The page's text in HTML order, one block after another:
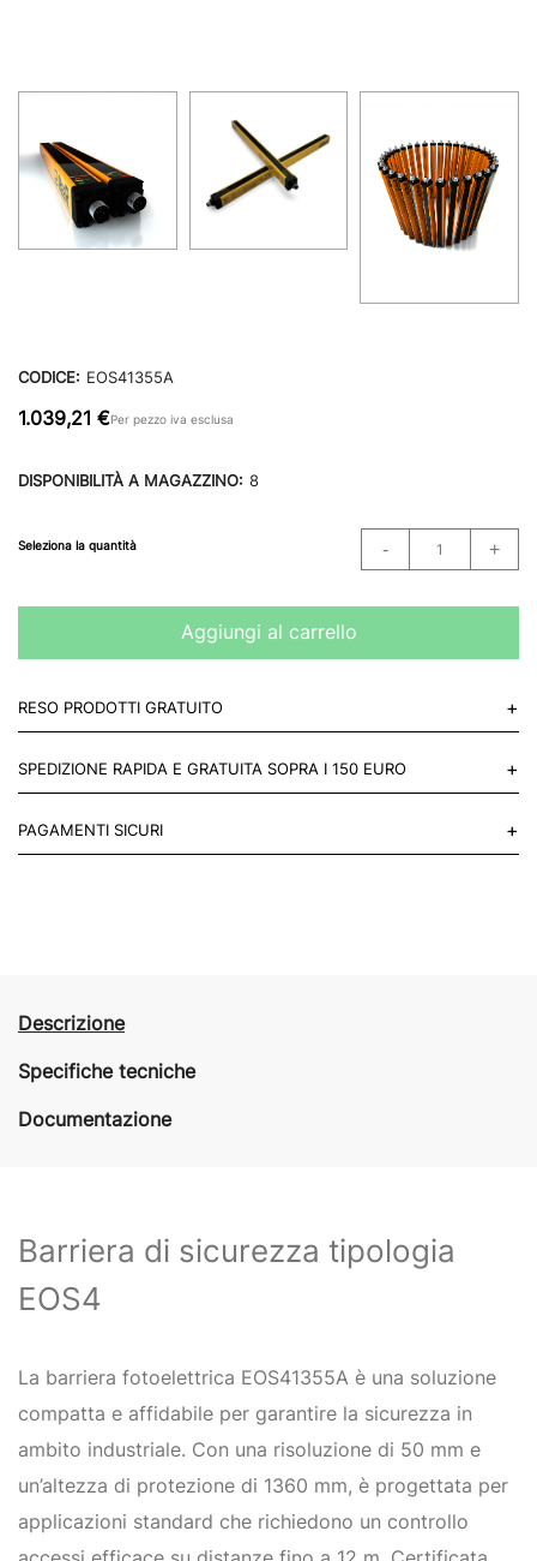
CODICE: EOS41355A
1.039,21 €Per pezzo iva esclusa
DISPONIBILITÀ A MAGAZZINO: 8
Seleziona la quantità
Aggiungi al carrello
RESO PRODOTTI GRATUITO +
Mettiti in contatto con noi
SPEDIZIONE RAPIDA E GRATUITA SOPRA I 150 EURO +
del mondo.
PAGAMENTI SICURI +
Descrizione
Specifiche tecniche
Documentazione
Barriera di sicurezza tipologia
EOS4
La barriera fotoelettrica EOS41355A è una soluzione
compatta e affidabile per garantire la sicurezza in
ambito industriale. Con una risoluzione di 50 mm e
un’altezza di protezione di 1360 mm, è progettata per
applicazioni standard che richiedono un controllo